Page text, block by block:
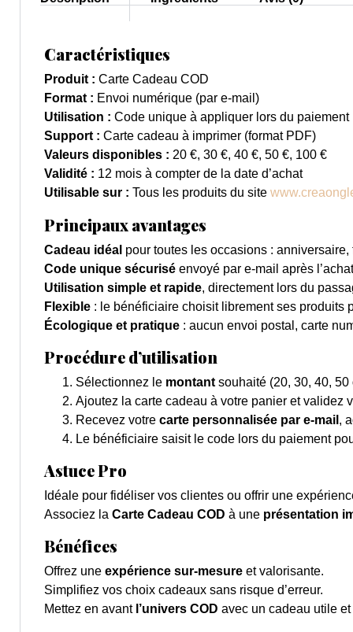
Caractéristiques
Produit : Carte Cadeau COD
Format : Envoi numérique (par e-mail)
Utilisation : Code unique à appliquer lors du paiement
Support : Carte cadeau à imprimer (format PDF)
Valeurs disponibles : 20 €, 30 €, 40 €, 50 €, 100 €
Validité : 12 mois à compter de la date d’achat
Utilisable sur : Tous les produits du site
Principaux avantages
Cadeau idéal pour toutes les occasions :
Code unique sécurisé envoyé par e-mail après
Utilisation simple et rapide, directement lors du
Flexible : le bénéficiaire choisit librement ses produits
Écologique et pratique : aucun envoi postal, carte
Procédure d’utilisation
Sélectionnez le montant souhaité (20, 30, 40, 50
Ajoutez la carte cadeau à votre panier et validez
Recevez votre carte personnalisée par e-mail ,
Le bénéficiaire saisit le code lors du paiement
Astuce Pro
Idéale pour fidéliser vos clientes ou offrir une
Associez la Carte Cadeau COD à une présentation
Bénéfices
Offrez une expérience sur-mesure et valorisante.
Simplifiez vos choix cadeaux sans risque d’erreur.
Mettez en avant l’univers COD avec un cadeau utile